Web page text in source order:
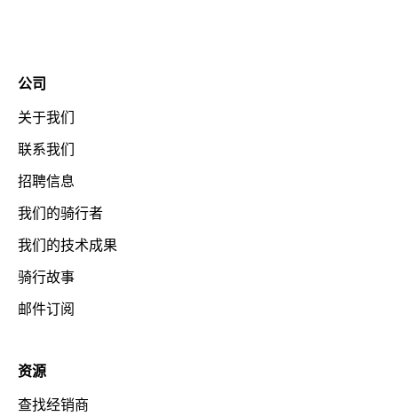
公司
关于我们
联系我们
招聘信息
我们的骑行者
我们的技术成果
骑行故事
邮件订阅
资源
查找经销商